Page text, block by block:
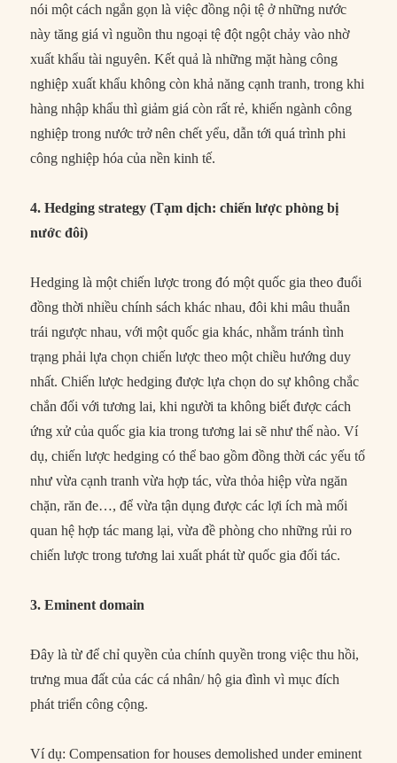
nói một cách ngắn gọn là việc đồng nội tệ ở những nước
này tăng giá vì nguồn thu ngoại tệ đột ngột chảy vào nhờ
xuất khẩu tài nguyên. Kết quả là những mặt hàng công
nghiệp xuất khẩu không còn khả năng cạnh tranh, trong khi
hàng nhập khẩu thì giảm giá còn rất rẻ, khiến ngành công
nghiệp trong nước trở nên chết yểu, dẫn tới quá trình phi
công nghiệp hóa của nền kinh tế.
4. Hedging strategy (Tạm dịch: chiến lược phòng bị
nước đôi)
Hedging là một chiến lược trong đó một quốc gia theo đuổi
đồng thời nhiều chính sách khác nhau, đôi khi mâu thuẫn
trái ngược nhau, với một quốc gia khác, nhằm tránh tình
trạng phải lựa chọn chiến lược theo một chiều hướng duy
nhất. Chiến lược hedging được lựa chọn do sự không chắc
chắn đối với tương lai, khi người ta không biết được cách
ứng xử của quốc gia kia trong tương lai sẽ như thế nào. Ví
dụ, chiến lược hedging có thể bao gồm đồng thời các yếu tố
như vừa cạnh tranh vừa hợp tác, vừa thỏa hiệp vừa ngăn
chặn, răn đe…, để vừa tận dụng được các lợi ích mà mối
quan hệ hợp tác mang lại, vừa đề phòng cho những rủi ro
chiến lược trong tương lai xuất phát từ quốc gia đối tác.
3. Eminent domain
Đây là từ để chỉ quyền của chính quyền trong việc thu hồi,
trưng mua đất của các cá nhân/ hộ gia đình vì mục đích
phát triển công cộng.
Ví dụ: Compensation for houses demolished under eminent